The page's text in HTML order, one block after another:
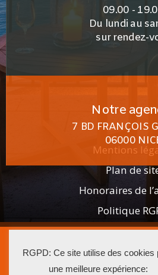
09.00 -
Du lundi au
sur rendez-
Notre
7 BD FRANÇOIS
06000
Mentions
Plan de
Honoraires de
Politique
La Solution
RGPD: Ce site utilise des cookies
une meilleure expérience: